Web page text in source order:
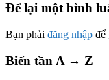
Để lại một bình
Bạn phải đăng nhập để
Biến tần A → Z